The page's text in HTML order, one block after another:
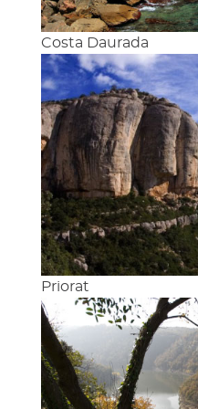
Costa Daurada
Priorat